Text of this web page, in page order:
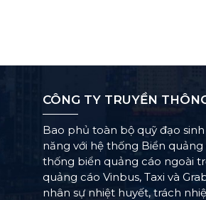
CÔNG TY TRUYỀN
Bao phủ toàn bộ quỹ đạo
năng với hệ thống Biển
thống biển quảng cáo ngoài
quảng cáo Vinbus, Taxi và
nhân sự nhiệt huyết, trách